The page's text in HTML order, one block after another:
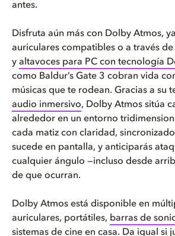
antes.
Disfruta aún más con Dolby Atmos,
auriculares compatibles o a través
y altavoces para PC con tecnología
como Baldur’s Gate 3 cobran vida
músicas que te rodean. Gracias a su
audio inmersivo, Dolby Atmos sitúa
alrededor en un entorno
cada matiz con claridad,
sucede en pantalla, y anticiparás
cualquier ángulo —incluso desde
de que ocurran.
Dolby Atmos está disponible en
auriculares, portátiles, barras de
sistemas de cine en casa. Da igual si